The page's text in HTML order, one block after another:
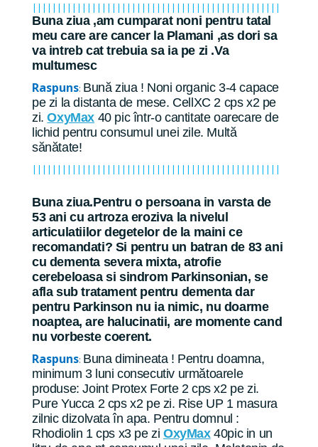
||||||||||||||||||||||||||||||||||||||||||||||||||
Buna ziua ,am cumparat noni pentru tatal
meu care are cancer la Plamani ,as dori sa
va intreb cat trebuia sa ia pe zi .Va
multumesc
Raspuns: Bună ziua ! Noni organic 3-4 capace
pe zi la distanta de mese. CellXC 2 cps x2 pe
zi.OxyMax 40 pic într-o cantitate oarecare de
lichid pentru consumul unei zile. Multă
sănătate!
||||||||||||||||||||||||||||||||||||||||||||||||||
Buna ziua.Pentru o persoana in varsta de
53 ani cu artroza eroziva la nivelul
articulatiilor degetelor de la maini ce
recomandati? Si pentru un batran de 83 ani
cu dementa severa mixta, atrofie
cerebeloasa si sindrom Parkinsonian, se
afla sub tratament pentru dementa dar
pentru Parkinson nu ia nimic, nu doarme
noaptea, are halucinatii, are momente cand
nu vorbeste coerent.
Raspuns: Buna dimineata ! Pentru doamna,
minimum 3 luni consecutiv următoarele
produse: Joint Protex Forte 2 cps x2 pe zi.
Pure Yucca 2 cps x2 pe zi. Rise UP 1 masura
zilnic dizolvata în apa. Pentru domnul :
Rhodiolin 1 cps x3 pe ziOxyMax40pic in un